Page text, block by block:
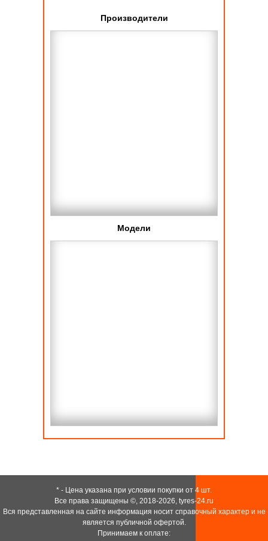
Производители
Модели
* - Цена указана при условии покупки от 4 шт.
Все права защищены ©, 2018-2026, tyres-24.ru
Вся представленная на сайте информация носит справочный характер и не
является публичной офертой.
Принимаем к оплате: